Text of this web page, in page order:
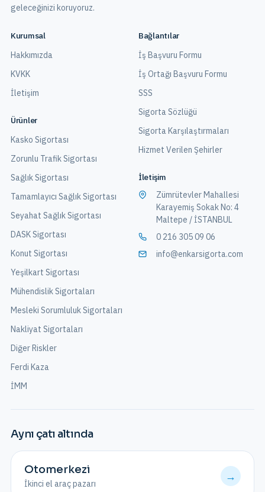
geleceğinizi koruyoruz.
Kurumsal
Hakkımızda
KVKK
İletişim
Ürünler
Kasko Sigortası
Zorunlu Trafik Sigortası
Sağlık Sigortası
Tamamlayıcı Sağlık Sigortası
Seyahat Sağlık Sigortası
DASK Sigortası
Konut Sigortası
Yeşilkart Sigortası
Mühendislik Sigortaları
Mesleki Sorumluluk Sigortaları
Nakliyat Sigortaları
Diğer Riskler
Ferdi Kaza
İMM
Bağlantılar
İş Başvuru Formu
İş Ortağı Başvuru Formu
SSS
Sigorta Sözlüğü
Sigorta Karşılaştırmaları
Hizmet Verilen Şehirler
İletişim
Zümrütevler Mahallesi
Karayemiş Sokak No: 4
Maltepe / İSTANBUL
0 216 305 09 06
info@enkarsigorta.com
Aynı çatı altında
Otomerkezi
İkinci el araç pazarı
→